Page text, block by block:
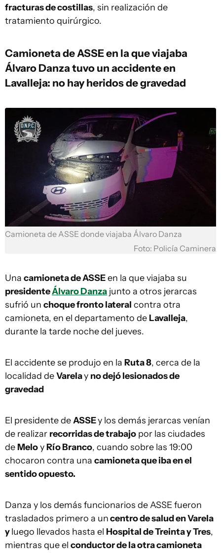
fracturas de costillas, sin realización de
tratamiento quirúrgico.
Camioneta de ASSE en la que viajaba
Álvaro Danza tuvo un accidente en
Lavalleja: no hay heridos de gravedad
Camioneta de ASSE donde viajaba Álvaro Danza
Foto: Policía Caminera
Una camioneta de ASSEen la que viajaba su
presidenteÁlvaro Danza junto a otros jerarcas
sufrió un choque fronto lateral contra otra
camioneta, en el departamento de Lavalleja,
durante la tarde noche del jueves.
El accidente se produjo en la Ruta 8, cerca de la
localidad deVarelay no dejó lesionados de
gravedad
El presidente deASSEy los demás jerarcas venían
de realizar recorridas de trabajo por las ciudades
de MeloyRío Branco, cuando sobre las 19:00
chocaron contra una camioneta que iba en el
sentido opuesto.
Danza y los demás funcionarios de ASSE fueron
trasladados primero a uncentro de salud en Varela
yluego llevados hasta el Hospital de Treinta y Tres,
mientras que el conductor de la otra camioneta